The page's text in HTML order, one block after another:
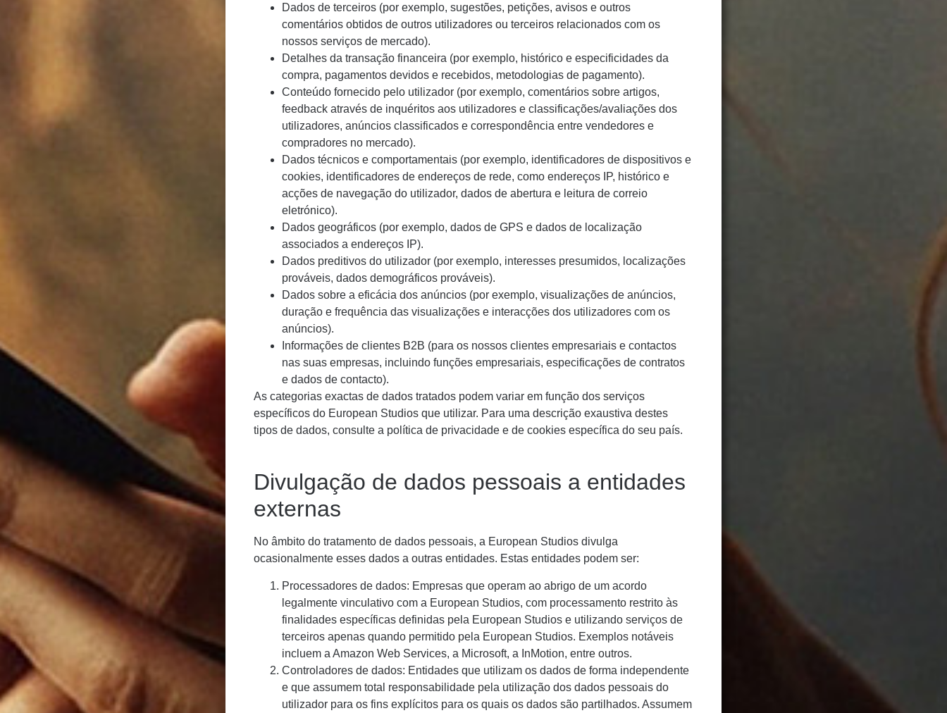
Dados de terceiros (por exemplo, sugestões, petições, avisos e outros
comentários obtidos de outros utilizadores ou terceiros relacionados com os
nossos serviços de mercado).
Detalhes da transação financeira (por exemplo, histórico e especificidades da
compra, pagamentos devidos e recebidos, metodologias de pagamento).
Conteúdo fornecido pelo utilizador (por exemplo, comentários sobre artigos,
feedback através de inquéritos aos utilizadores e classificações/avaliações dos
utilizadores, anúncios classificados e correspondência entre vendedores e
compradores no mercado).
Dados técnicos e comportamentais (por exemplo, identificadores de dispositivos e
cookies, identificadores de endereços de rede, como endereços IP, histórico e
acções de navegação do utilizador, dados de abertura e leitura de correio
eletrónico).
Dados geográficos (por exemplo, dados de GPS e dados de localização
associados a endereços IP).
Dados preditivos do utilizador (por exemplo, interesses presumidos, localizações
prováveis, dados demográficos prováveis).
Dados sobre a eficácia dos anúncios (por exemplo, visualizações de anúncios,
duração e frequência das visualizações e interacções dos utilizadores com os
anúncios).
Informações de clientes B2B (para os nossos clientes empresariais e contactos
nas suas empresas, incluindo funções empresariais, especificações de contratos
e dados de contacto).
As categorias exactas de dados tratados podem variar em função dos serviços
específicos do European Studios que utilizar. Para uma descrição exaustiva destes
tipos de dados, consulte a política de privacidade e de cookies específica do seu país.
Divulgação de dados pessoais a entidades
externas
No âmbito do tratamento de dados pessoais, a European Studios divulga
ocasionalmente esses dados a outras entidades. Estas entidades podem ser:
Processadores de dados: Empresas que operam ao abrigo de um acordo
legalmente vinculativo com a European Studios, com processamento restrito às
finalidades específicas definidas pela European Studios e utilizando serviços de
terceiros apenas quando permitido pela European Studios. Exemplos notáveis
incluem a Amazon Web Services, a Microsoft, a InMotion, entre outros.
Controladores de dados: Entidades que utilizam os dados de forma independente
e que assumem total responsabilidade pela utilização dos dados pessoais do
utilizador para os fins explícitos para os quais os dados são partilhados. Assumem